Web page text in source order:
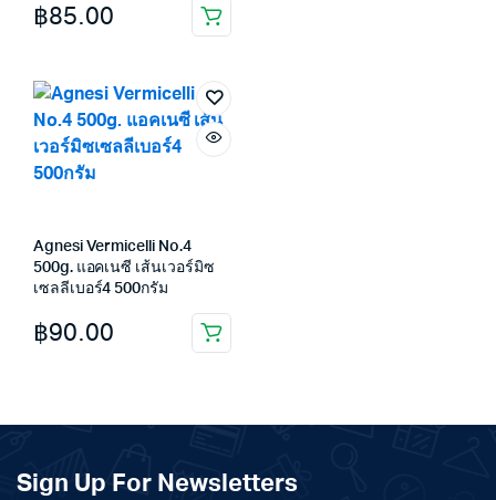
฿85.00
Agnesi Vermicelli No.4
500g. แอคเนซี เส้นเวอร์มิซ
เซลลีเบอร์4 500กรัม
฿90.00
Sign Up For Newsletters